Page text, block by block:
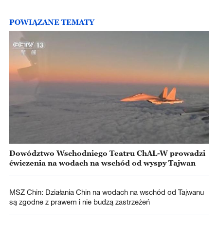
POWIĄZANE TEMATY
Dowództwo Wschodniego Teatru ChAL-W prowadzi
ćwiczenia na wodach na wschód od wyspy Tajwan
MSZ Chin: Działania Chin na wodach na wschód od Tajwanu
są zgodne z prawem i nie budzą zastrzeżeń